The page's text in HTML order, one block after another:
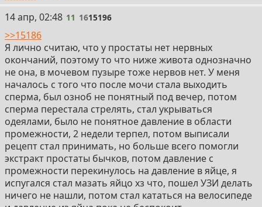
— Кломифен (1970-е) – стимулирует выработку
лютеинизирующего гормона (ЛГ), повышая уровень
тестостерона.
— Гонадотропины (ХГЧ) – имитируют действие ЛГ,
применяются при вторичном гипогонадизме.
• Антиандрогенные препараты для рака и БПЖ:
– В 1980-е годы появились нестероидные
антиандрогены, такие как флутамид (одобренный в
США в 1989 году), позволяющие проводить
гормональную терапию без хирургической
кастрации.
– При доброкачественной гиперплазии
предстательной железы (БПЖ) также начали
применять препараты, изменяющие гормональный
баланс.
11
14 апр, 02:48 11 1615196
>>15186
Я лично считаю, что у простаты нет нервных
окончаний, поэтому то что ниже живота однозначно
не она, в мочевом пузыре тоже нервов нет. У меня
началось с того что после мочи стала выходить
сперма, был озноб не понятный под вечер, потом
сперма перестала стрелять, стал укрываться
одеялами, было не понятное давление в области
промежности, 2 недели терпел, потом выписали
рецепт стал принимать, но больше всего помогли
экстракт простаты бычков, потом давление с
промежности перекинулось на давление в яйце, я
испугался стал мазать яйцо хз что, пошел УЗИ делать
ничего не нашли, потом стал кататься на велосипеде